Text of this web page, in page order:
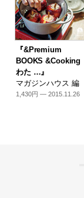
『&Premium
BOOKS &Cooking
わた …』
マガジンハウス 編
1,430円 — 2015.11.26